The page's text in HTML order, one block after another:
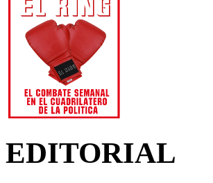
EDITORIAL